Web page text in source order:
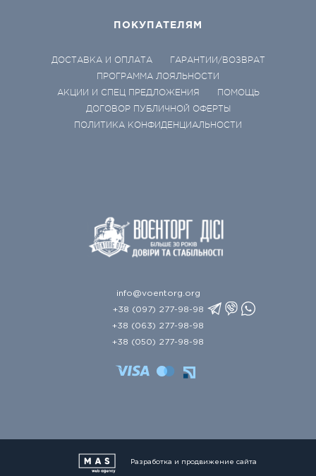
ПОКУПАТЕЛЯМ
ДОСТАВКА И ОПЛАТА
ГАРАНТИИ/ВОЗВРАТ
ПРОГРАММА ЛОЯЛЬНОСТИ
АКЦИИ И СПЕЦ ПРЕДЛОЖЕНИЯ
ПОМОЩЬ
ДОГОВОР ПУБЛИЧНОЙ ОФЕРТЫ
ПОЛИТИКА КОНФИДЕНЦИАЛЬНОСТИ
info@voentorg.org
+38 (097) 277-98-98
+38 (063) 277-98-98
+38 (050) 277-98-98
Разработка и продвижение сайта